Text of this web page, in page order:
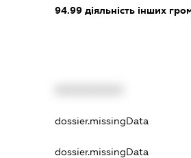
94.99 діяльність інших
dossier.missingData
dossier.missingData